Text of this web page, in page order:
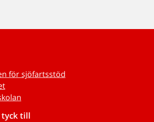
för sjöfartsstöd
tyck till